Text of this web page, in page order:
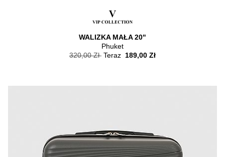
WALIZKA MAŁA 20"
Phuket
320,00 Zł Teraz 189,00 Zł